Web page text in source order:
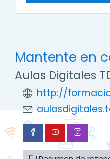
Mantente en
Aulas Digitales
http://